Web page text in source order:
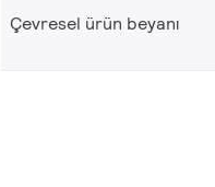
Çevresel ürün beyanı